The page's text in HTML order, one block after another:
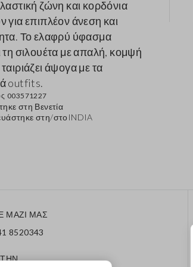
ζώνη και κορδόνια
για επιπλέον άνεση και
Το ελαφρύ ύφασμα
τη σιλουέτα με απαλή, κομψή
άψογα με τα
outfits.
003571227
στη Βενετία
στη/στοINDIA
ΜΑΖΙ ΜΑΣ
8520343